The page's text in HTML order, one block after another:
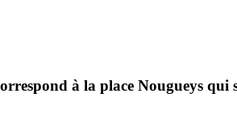
à la place Nougueys qui